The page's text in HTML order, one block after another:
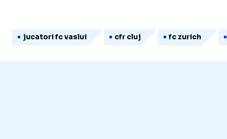
jucatori fc vaslui cfr cluj fc zurich